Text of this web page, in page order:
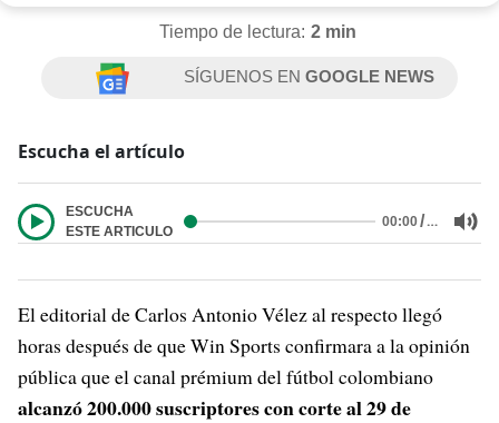
Tiempo de lectura: 2 min
SÍGUENOS ENGOOGLE NEWS
Escucha el artículo
ESCUCHA
ESTE ARTICULO
00:00/…
El editorial de Carlos Antonio Vélez al respecto llegó
horas después de que Win Sports confirmara a la opinión
pública que el canal prémium del fútbol colombiano
alcanzó 200.000 suscriptores con corte al 29 de